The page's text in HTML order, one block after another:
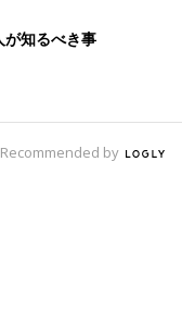
が知るべき事
Recommended by